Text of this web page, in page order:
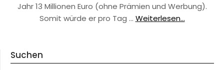
Jahr 13 Millionen Euro (ohne Prämien und Werbung).
Somit würde er pro Tag … Weiterlesen...
Suchen